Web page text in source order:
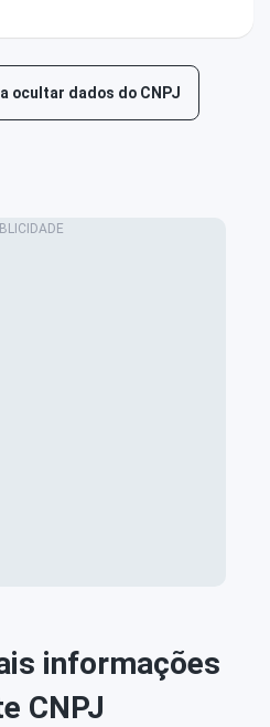
ocultar dados do CNPJ
informações
CNPJ